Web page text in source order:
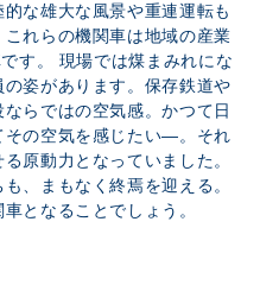
な雄大な風景や重連運転も
れらの機関車は地域の産業
す。 現場では煤まみれにな
姿があります。保存鉄道や
らではの空気感。かつて日
その空気を感じたい―。それ
原動力となっていました。
、まもなく終焉を迎える。
となることでしょう。